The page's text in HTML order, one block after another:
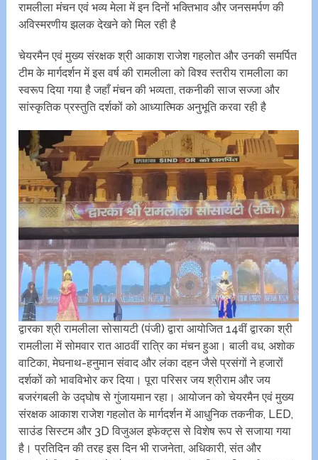
रामलीला मंचन एवं भव्य मेला में इन दिनों भक्तिभाव और जनसमर्पण की
अविस्मरणीय झलक देखने को मिल रही है
चेयरमैन एवं मुख्य संरक्षक श्री आकाश राजेश गहलोत और उनकी समर्पित
टीम के मार्गदर्शन में इस वर्ष की रामलीला को विश्व स्तरीय रामलीला का
स्वरूप दिया गया है जहाँ मंचन की भव्यता, तकनीकी साज सज्जा और
सांस्कृतिक प्रस्तुति दर्शकों को आध्यात्मिक अनुभूति करवा रही है
द्वारका श्री रामलीला सोसायटी (पंजी) द्वारा आयोजित 14वीं द्वारका श्री
रामलीला में सोमवार रात आठवीं रात्रि का मंचन हुआ। बाली वध, अशोक
वाटिका, मेघनाथ-हनुमान संवाद और लंका दहन जैसे प्रसंगों ने हजारों
दर्शकों को भावविभोर कर दिया। पूरा परिसर जय श्रीराम और जय
बजरंगबली के उद्घोष से गुंजायमान रहा। आयोजन को चेयरमैन एवं मुख्य
संरक्षक आकाश राजेश गहलोत के मार्गदर्शन में आधुनिक तकनीक, LED,
साउंड सिस्टम और 3D विजुअल इफेक्ट्स से विशेष रूप से सजाया गया
है। प्रतिदिन की तरह इस दिन भी राजनेता, अधिकारी, संत और